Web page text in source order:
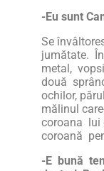
-Eu sunt
Se
jumătate.
metal,
două
ochilor,
mălinul
coroana
coroană
-E bună